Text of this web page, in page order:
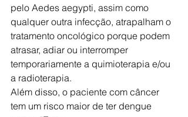
pelo Aedes aegypti, assim como
qualquer outra infecção, atrapalham o
tratamento oncológico porque podem
atrasar, adiar ou interromper
temporariamente a quimioterapia e/ou
a radioterapia.
Além disso, o paciente com câncer
tem um risco maior de ter dengue